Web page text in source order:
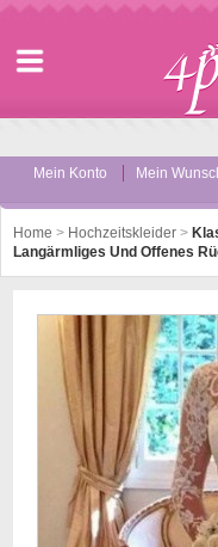
Mein Konto Mein
Home > Hochzeitskleider >
Langärmliges Und Offenes